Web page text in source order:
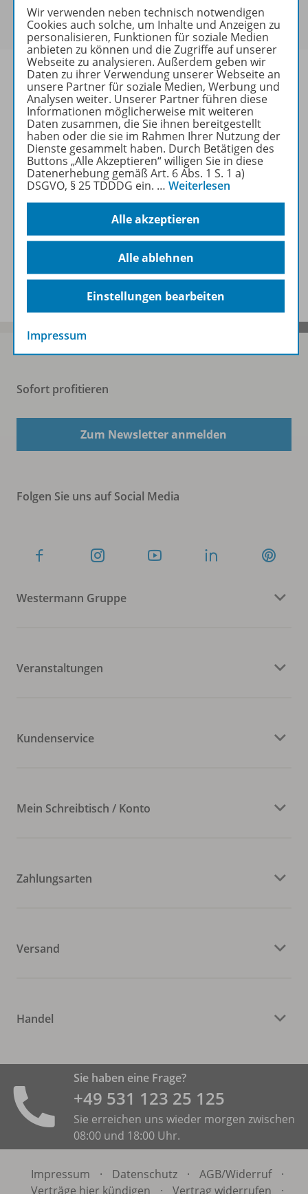
Um den für Sie gültigen Preis zu sehen,melden Sie
sich bitte an.
Informationen
Weitere Inhalte der Ausgabe
Ergänzende Materialien
Spar-Pakete
Sofort profitieren
Zum Newsletter anmelden
Folgen Sie uns auf Social Media
Westermann Gruppe
Veranstaltungen
Kundenservice
Mein Schreibtisch / Konto
Zahlungsarten
Versand
Handel
Sie haben eine Frage?
+49 531 ­123 25 125
Sie erreichen uns wieder morgen zwischen
08:00 und 18:00 Uhr.
Impressum · Datenschutz · AGB/Widerruf
·
Verträge hier kündigen
· Vertrag widerrufen ·
Wir verwenden neben technisch notwendigen
Cookies auch solche, um Inhalte und Anzeigen zu
personalisieren, Funktionen für soziale Medien
anbieten zu können und die Zugriffe auf unserer
Webseite zu analysieren. Außerdem geben wir
Daten zu ihrer Verwendung unserer Webseite an
unsere Partner für soziale Medien, Werbung und
Analysen weiter. Unserer Partner führen diese
Informationen möglicherweise mit weiteren
Daten zusammen, die Sie ihnen bereitgestellt
haben oder die sie im Rahmen Ihrer Nutzung der
Dienste gesammelt haben. Durch Betätigen des
Buttons „Alle Akzeptieren“ willigen Sie in diese
Datenerhebung gemäß Art. 6 Abs. 1 S. 1 a)
DSGVO, § 25 TDDDG ein. … Weiterlesen
Alle akzeptieren
Alle ablehnen
Einstellungen bearbeiten
Impressum